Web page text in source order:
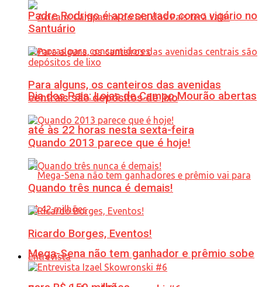
Dia dos Pais: Lojas de Campo Mourão abertas
até às 22 horas nesta sexta-feira
Mega-Sena não tem ganhador e prêmio sobe
Padre Rodrigo é apresentado como vigário no
Santuário
Para alguns, os canteiros das avenidas
centrais são depósitos de lixo
Quando 2013 parece que é hoje!
Quando três nunca é demais!
Ricardo Borges, Eventos!
Entrevista